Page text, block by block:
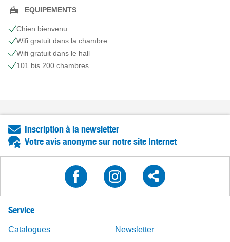
EQUIPEMENTS
Chien bienvenu
Wifi gratuit dans la chambre
Wifi gratuit dans le hall
101 bis 200 chambres
Inscription à la newsletter
Votre avis anonyme sur notre site Internet
Service
Catalogues
Newsletter